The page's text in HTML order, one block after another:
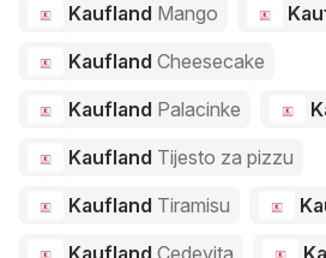
Kaufland Mango
Kaufland Cheesecake
Kaufland Palacinke
Kaufland Tijesto za pizzu
Kaufland Tiramisu